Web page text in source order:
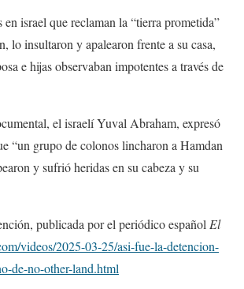
israel que reclaman la “tierra prometida”
lo insultaron y apalearon frente a su casa,
e hijas observaban impotentes a través de
el israelí Yuval Abraham, expresó
“un grupo de colonos lincharon a Hamdan
y sufrió heridas en su cabeza y su
publicada por el periódico español El
videos/2025-03-25/asi-fue-la-detencion-
de-no-other-land.html